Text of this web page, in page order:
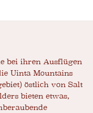
bei ihren Ausflügen
Uinta Mountains
östlich von Salt
bieten etwas,